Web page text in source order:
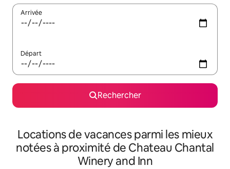
Arrivée
Départ
Rechercher
Locations de vacances parmi les mieux
notées à proximité de Chateau Chantal
Winery and Inn